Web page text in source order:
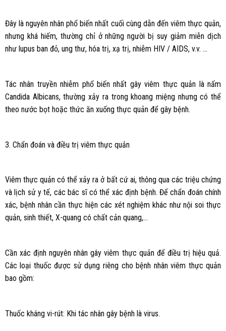
Đây là nguyên nhân phổ biến nhất cuối cùng dẫn đến viêm thực quản,
nhưng khá hiếm, thường chỉ ở những người bị suy giảm miễn dịch
như lupus ban đỏ, ung thư, hóa trị, xạ trị, nhiễm HIV / AIDS, v.v. …
Tác nhân truyền nhiễm phổ biến nhất gây viêm thực quản là nấm
Candida Albicans, thường xảy ra trong khoang miệng nhưng có thể
theo nước bọt hoặc thức ăn xuống thực quản để gây bệnh.
3. Chẩn đoán và điều trị viêm thực quản
Viêm thực quản có thể xảy ra ở bất cứ ai, thông qua các triệu chứng
và lịch sử y tế, các bác sĩ có thể xác định bệnh. Để chẩn đoán chính
xác, bệnh nhân cần thực hiện các xét nghiệm khác như nội soi thực
quản, sinh thiết, X-quang có chất cản quang,…
Cần xác định nguyên nhân gây viêm thực quản để điều trị hiệu quả.
Các loại thuốc được sử dụng riêng cho bệnh nhân viêm thực quản
bao gồm:
Thuốc kháng vi-rút: Khi tác nhân gây bệnh là virus.